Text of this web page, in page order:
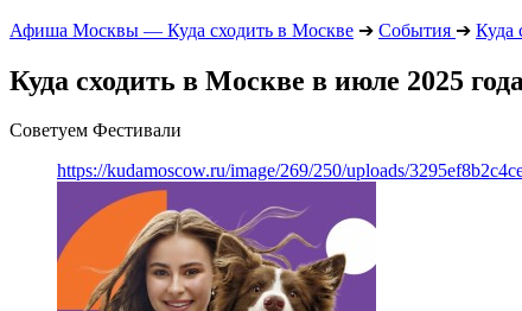
Афиша Москвы — Куда сходить в Москве ➔ События ➔ Куда
Куда сходить в Москве в июле 2025 года
Советуем Фестивали
https://kudamoscow.ru/image/269/250/uploads/